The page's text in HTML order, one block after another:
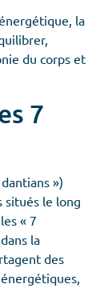
la
du corps et
7
»)
situés le long
« 7
la
des